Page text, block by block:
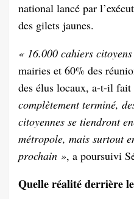
national lancé par
des gilets jaunes.
« 16.000 cahiers
mairies et 60% des
des élus locaux, a-t-il fait
complètement terminé,
citoyennes se tiendront
métropole, mais surtout
prochain », a poursuivi
Quelle réalité derrière